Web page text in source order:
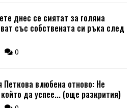
днес се смятат за голяма
със собствената си ръка след
0
Петкова влюбена отново: Не
да успее... (още разкрития)